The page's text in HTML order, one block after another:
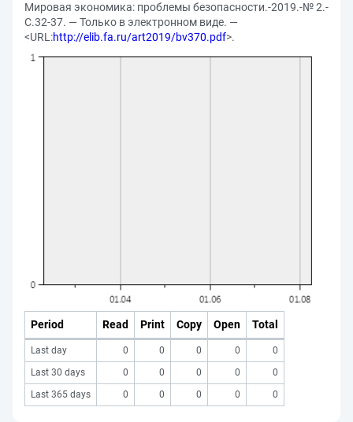
Мировая экономика: проблемы безопасности.-2019.-№ 2.-
С.32-37. — Только в электронном виде. —
<URL:http://elib.fa.ru/art2019/bv370.pdf>.
Period Read Print Copy Open Total
Last day 0 0 0 0
0
Last 30 days
0 0 0 0
0
Last 365 days
0 0 0 0 0